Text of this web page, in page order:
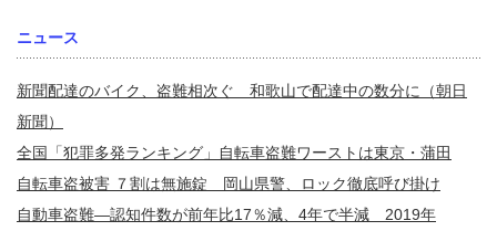
ニュース
新聞配達のバイク、盗難相次ぐ 和歌山で配達中の数分に（朝日
新聞）
全国「犯罪多発ランキング」自転車盗難ワーストは東京・蒲田
自転車盗被害 ７割は無施錠 岡山県警、ロック徹底呼び掛け
自動車盗難—認知件数が前年比17％減、4年で半減 2019年